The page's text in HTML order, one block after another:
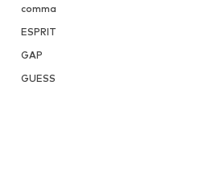
comma
ESPRIT
GAP
GUESS